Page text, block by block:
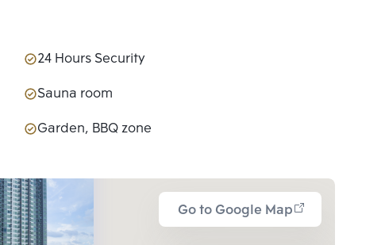
24 Hours Security
Sauna room
Garden, BBQ zone
Go to Google Map